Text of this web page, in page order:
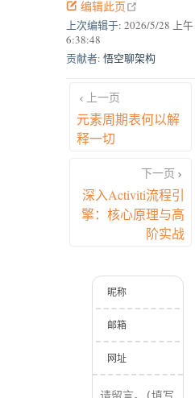
编辑此页
上次编辑于: 2026/5/28 上午
6:38:48
贡献者: 悟空聊架构
上一页
元素周期表何以解
释一切
下一页
深入Activiti流程引
擎：核心原理与高
阶实战
昵称
邮箱
网址